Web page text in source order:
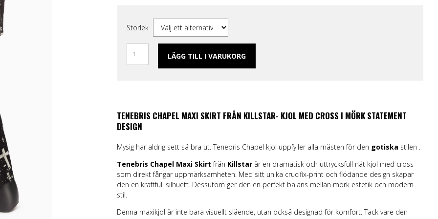
Slipsar & Flugor
Skärp
Läder/vegan armband & Nitarmband
Pins
Merch Hoodies
Röd
Svart
Storlek
LÄGG TILL I VARUKORG
TENEBRIS CHAPEL MAXI SKIRT FRÅN KILLSTAR- KJOL MED CROSS I MÖRK STATEMENT
DESIGN
Mysig har aldrig sett så bra ut. Tenebris Chapel kjol uppfyller alla måsten för den gotiska stilen .
Tenebris Chapel Maxi Skirt från Killstar är en dramatisk och uttrycksfull nät kjol med cross
som direkt fångar uppmärksamheten. Med sitt unika crucifix-print och flödande design skapar
den en kraftfull silhuett. Dessutom ger den en perfekt balans mellan mörk estetik och modern
stil.
Denna maxikjol är inte bara visuellt slående, utan också designad för komfort. Tack vare den